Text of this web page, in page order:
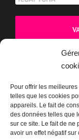
Pour offrir les
telles que les cookies
appareils. Le fait de
des données telles que
sur ce site. Le fait de ne
avoir un effet négatif
BOUTIQUE